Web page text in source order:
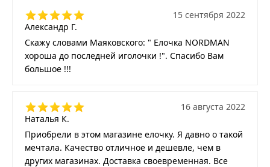
Александр Г.
15 сентября 2022
Скажу словами Маяковского: " Елочка NORDMAN
хороша до последней иголочки !". Спасибо Вам
большое !!!
Наталья К.
16 августа 2022
Приобрели в этом магазине елочку. Я давно о такой
мечтала. Качество отличное и дешевле, чем в
других магазинах. Доставка своевременная. Все